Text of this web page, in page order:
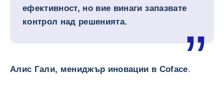
ефективност, но вие винаги запазвате
контрол над решенията.
Алис Гали, мениджър иновации в Coface.